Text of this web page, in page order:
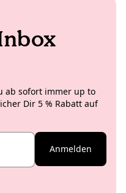
ab sofort immer up to
Dir 5 % Rabatt auf
Anmelden